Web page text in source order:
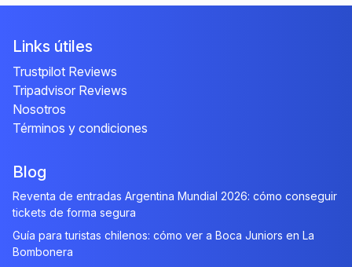
Links útiles
Trustpilot Reviews
Tripadvisor Reviews
Nosotros
Términos y condiciones
Blog
Reventa de entradas Argentina Mundial 2026: cómo conseguir
tickets de forma segura
Guía para turistas chilenos: cómo ver a Boca Juniors en La
Bombonera